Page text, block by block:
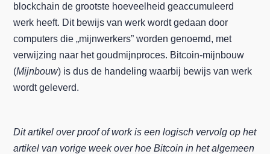
blockchain de grootste hoeveelheid geaccumuleerd
werk heeft. Dit bewijs van werk wordt gedaan door
computers die „mijnwerkers” worden genoemd, met
verwijzing naar het goudmijnproces. Bitcoin-mijnbouw
(Mijnbouw) is dus de handeling waarbij bewijs van werk
wordt geleverd.
Dit artikel over proof of work is een logisch vervolg op het
artikel van vorige week over hoe Bitcoin in het algemeen